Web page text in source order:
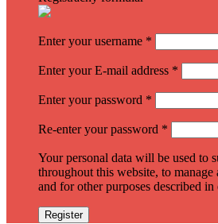
Enter your username *
Enter your E-mail address *
Enter your password *
Re-enter your password *
Your personal data will be used to
throughout this website, to manage
and for other purposes described in
Register